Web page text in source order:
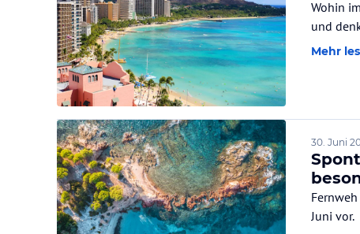
Wohin
und
Mehr
30. Juni
Juni vor.